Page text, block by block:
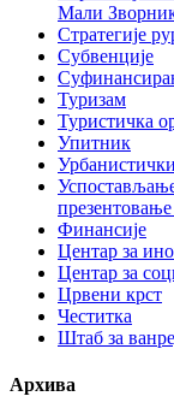
Мали
Стратегије
Субвенције
Туризам
Туристичка
Упитник
Финансије
Центар за
Центар за
Црвени крст
Честитка
Штаб за
Архива